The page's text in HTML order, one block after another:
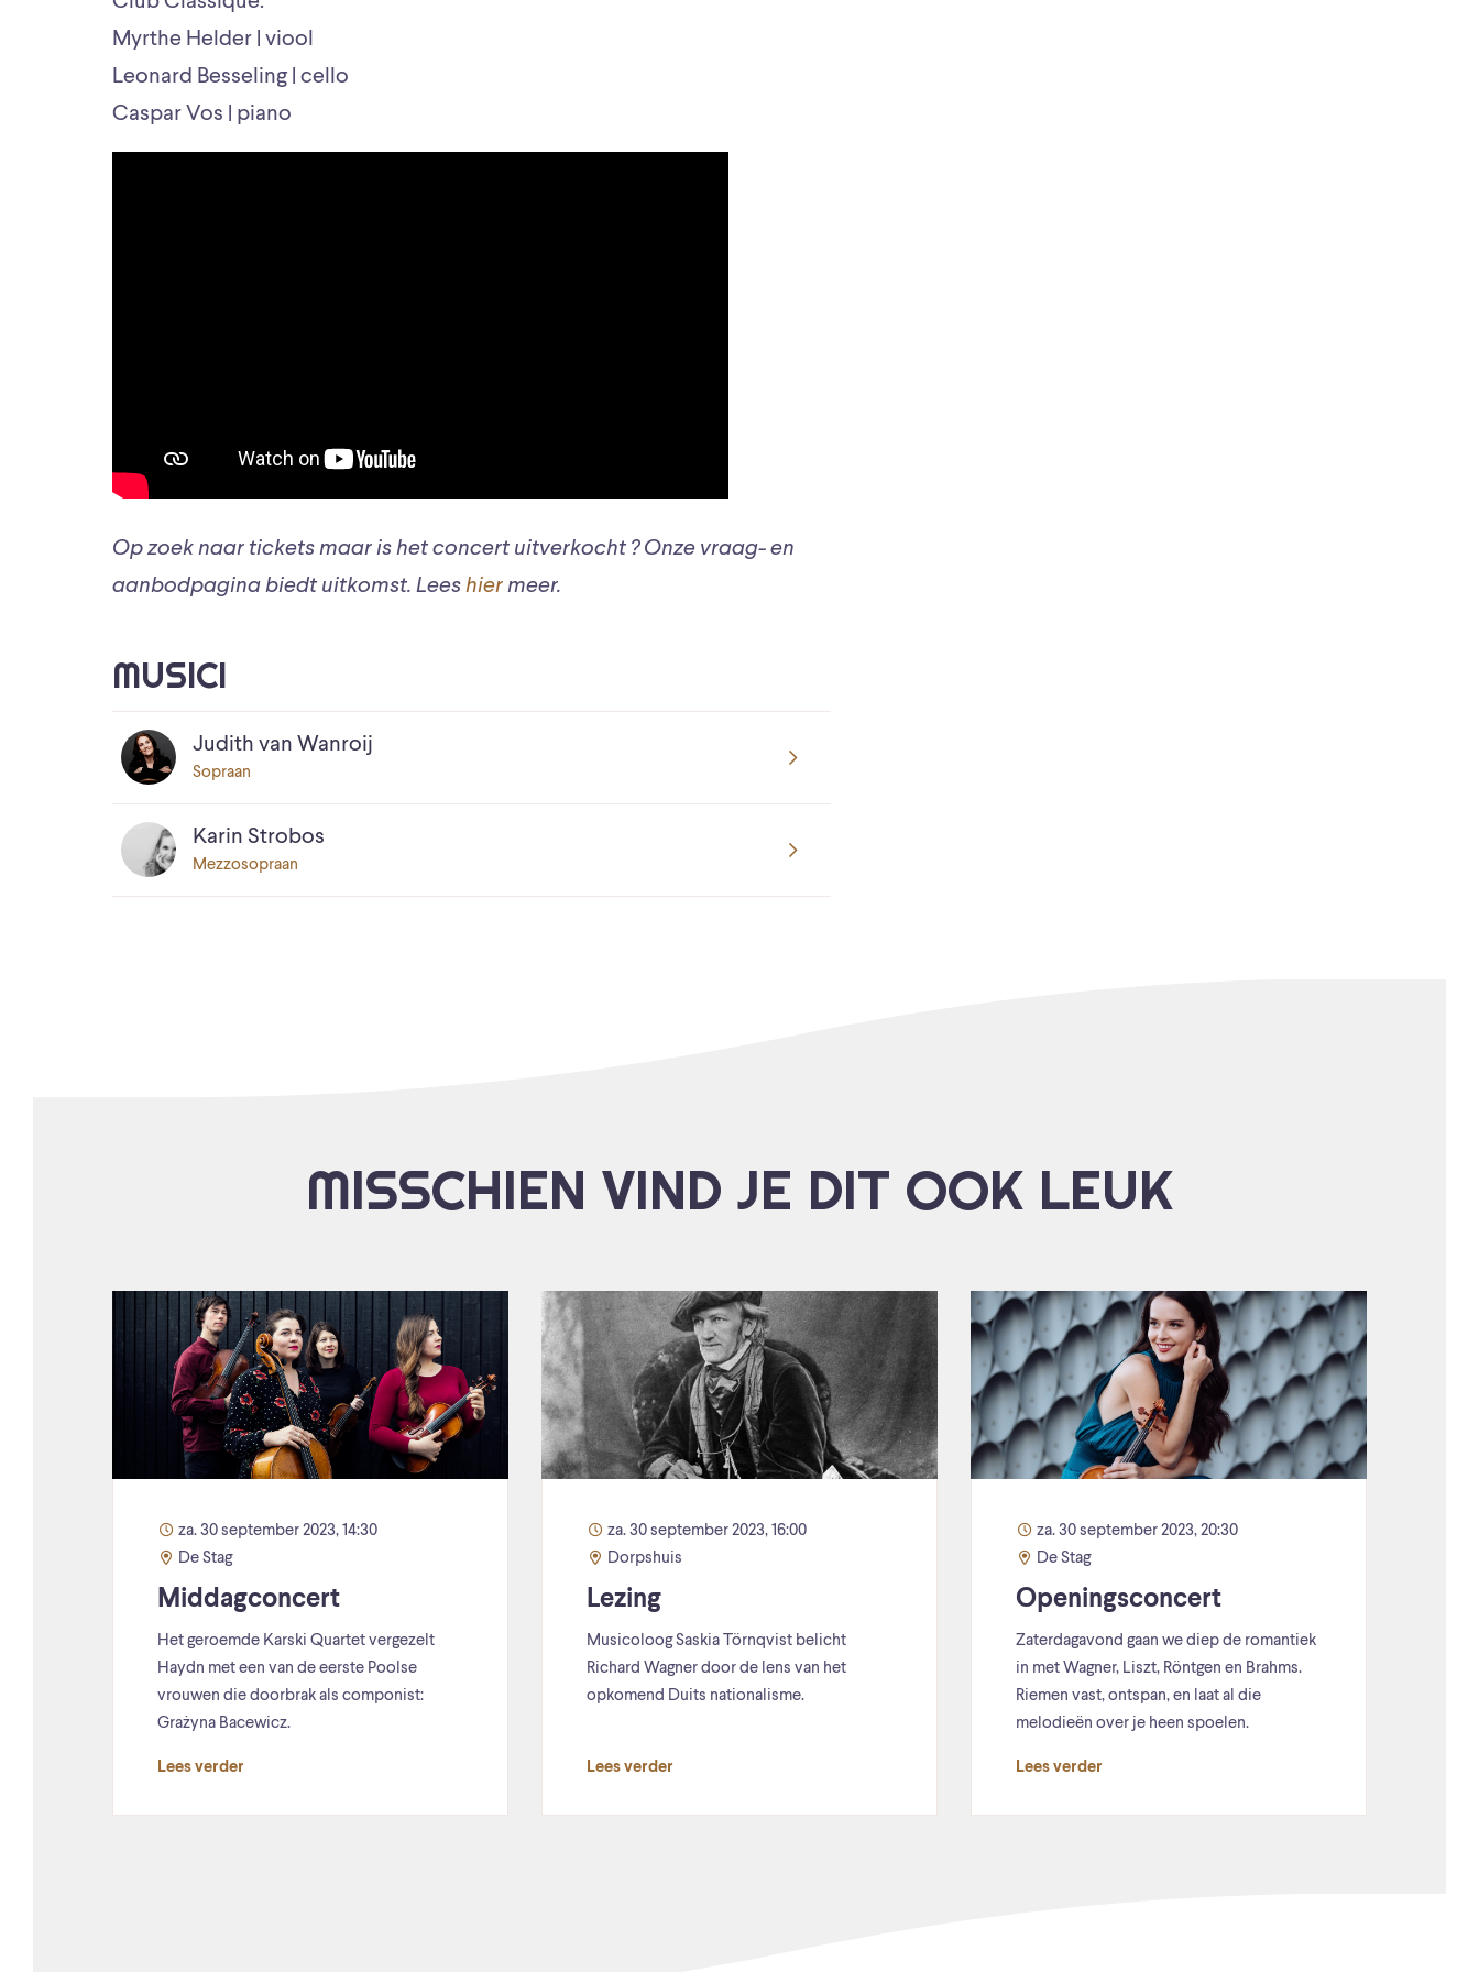
Myrthe Helder | viool
Leonard Besseling | cello
Caspar Vos | piano
Op zoek naar tickets maar is het concert uitverkocht ? Onze vraag- en
aanbodpagina biedt uitkomst. Lees hier meer.
MUSICI
Judith van Wanroij
Sopraan
Karin Strobos
Mezzosopraan
MISSCHIEN VIND JE DIT OOK LEUK
za. 30 september 2023, 14:30
De Stag
Middagconcert
Het geroemde Karski Quartet vergezelt
Haydn met een van de eerste Poolse
vrouwen die doorbrak als componist:
Grażyna Bacewicz.
Lees verder
za. 30 september 2023, 16:00
Dorpshuis
Lezing
Musicoloog Saskia Törnqvist belicht
Richard Wagner door de lens van het
opkomend Duits nationalisme.
Lees verder
za. 30 september 2023, 20:30
De Stag
Openingsconcert
Zaterdagavond gaan we diep de romantiek
in met Wagner, Liszt, Röntgen en Brahms.
Riemen vast, ontspan, en laat al die
melodieën over je heen spoelen.
Lees verder